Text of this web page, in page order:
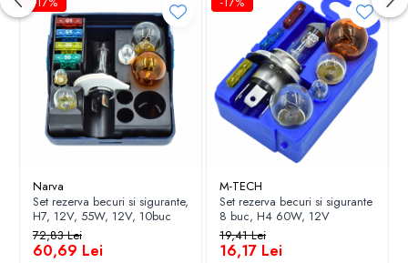
Narva
Set rezerva becuri si sigurante,
H7, 12V, 55W, 12V, 10buc
72,83 Lei
60,69 Lei
M-TECH
Set rezerva becuri si sigurante
8 buc, H4 60W, 12V
19,41 Lei
16,17 Lei